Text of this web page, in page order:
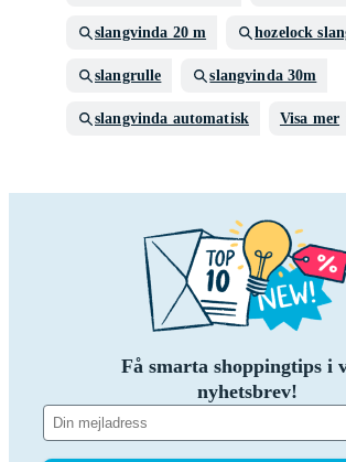
slangvinda 20 m hozelock
slangrulle slangvinda 30m
slangvinda automatisk Visa mer
Få smarta shoppingtips i
nyhetsbrev!